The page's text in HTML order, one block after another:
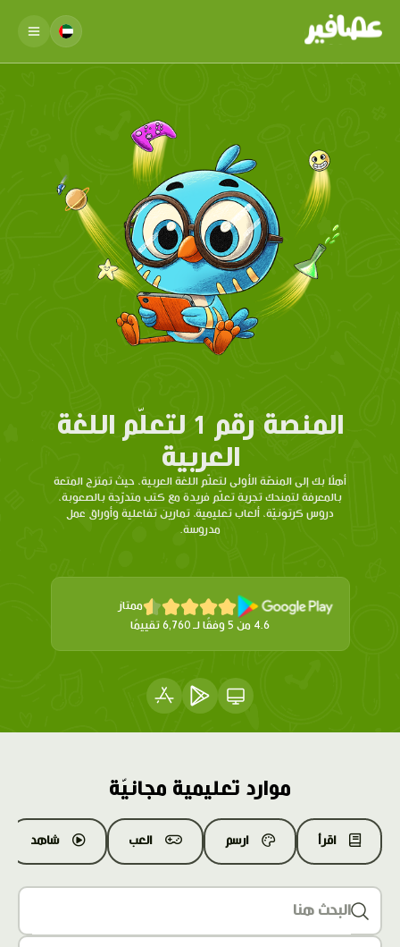
المنصة رقم 1 لتعلّم اللغة
العربية
أهلًا بك إلى المنصّة الأولى لتعلّم اللغة العربية، حيث تمتزج المتعة
بالمعرفة لتمنحك تجربة تعلّم فريدة مع كتب متدرّجة بالصعوبة،
دروس كرتونيّة، ألعاب تعليمية، تمارين تفاعلية وأوراق عمل
مدروسة.
ممتاز
4.6 من 5 وفقًا لـ 6,760 تقييمًا
موارد تعليمية مجانيّة
اقرأ ارسم العب شاهد